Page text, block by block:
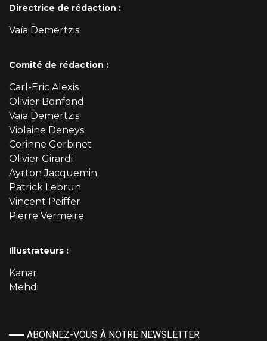
Directrice de rédaction :
Vaïa Demertzis
Comité de rédaction :
Carl-Eric Alexis
Olivier Bonfond
Vaïa Demertzis
Violaine Deneys
Corinne Gerbinet
Olivier Girardi
Ayrton Jacquemin
Patrick Lebrun
Vincent Peiffer
Pierre Vermeire
Illustrateurs :
Kanar
Mehdi
ABONNEZ-VOUS À NOTRE NEWSLETTER